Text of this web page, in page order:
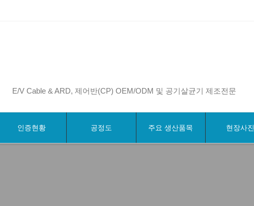
E/V Cable & ARD, 제어반(CP) OEM/ODM 및 공기살균기 제조전문
인증현황 공정도 주요 생산품목 현장사진